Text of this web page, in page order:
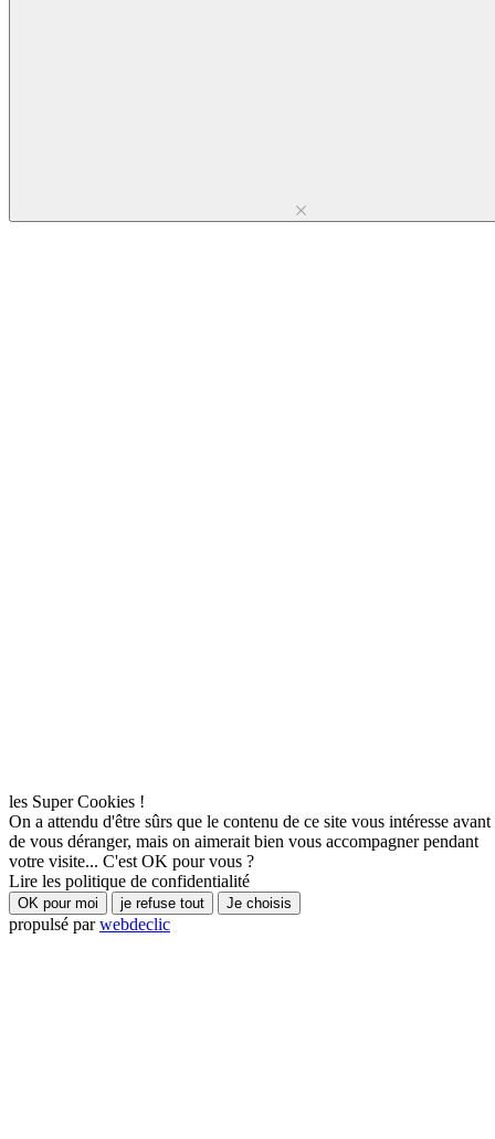
les Super Cookies !
On a attendu d'être sûrs que le contenu de ce site vous intéresse avant
de vous déranger, mais on aimerait bien vous accompagner pendant
votre visite... C'est OK pour vous ?
Lire les politique de confidentialité
OK pour moi je refuse tout Je choisis
propulsé par webdeclic